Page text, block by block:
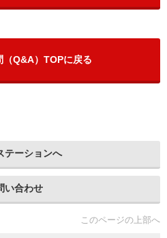
（Q&A）TOPに戻る
テーションへ
い合わせ
このページの上部へ